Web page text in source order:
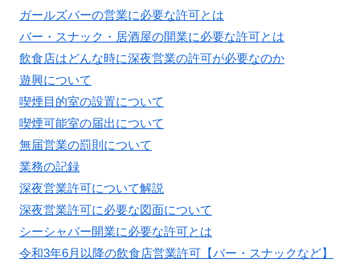
ガールズバーの営業に必要な許可とは
バー・スナック・居酒屋の開業に必要な許可とは
飲食店はどんな時に深夜営業の許可が必要なのか
遊興について
喫煙目的室の設置について
喫煙可能室の届出について
無届営業の罰則について
業務の記録
深夜営業許可について解説
深夜営業許可に必要な図面について
シーシャバー開業に必要な許可とは
令和3年6月以降の飲食店営業許可【バー・スナックなど】